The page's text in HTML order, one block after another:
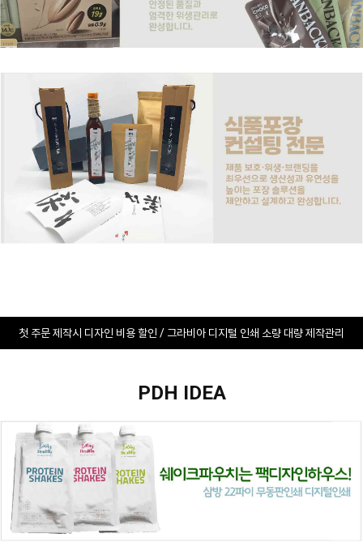
첫 주문 제작시 디자인 비용 할인 / 그라비아 디지털 인쇄 소량 대량 제작관리
PDH IDEA